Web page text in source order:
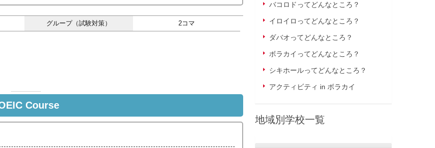
グループ（試験対策） 2コマ
Course
バコロドってどんなところ？
イロイロってどんなところ？
ダバオってどんなところ？
ボラカイってどんなところ？
シキホールってどんなところ？
アクティビティ in ボラカイ
地域別学校一覧